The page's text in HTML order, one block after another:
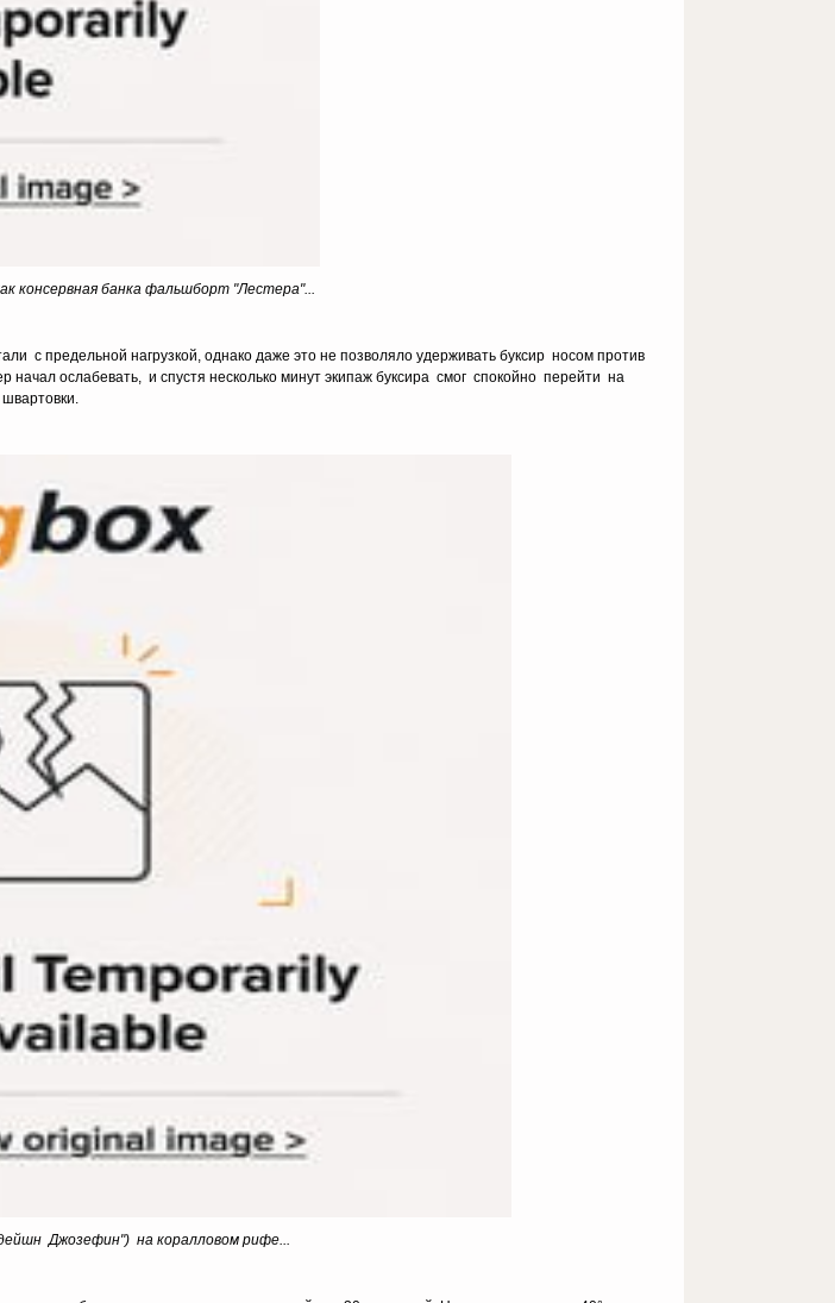
консервная банка фальшборт "Лестера"...
с предельной нагрузкой, однако даже это не позволяло удерживать буксир носом против
ослабевать, и спустя несколько минут экипаж буксира смог спокойно перейти на
Джозефин") на коралловом рифе...